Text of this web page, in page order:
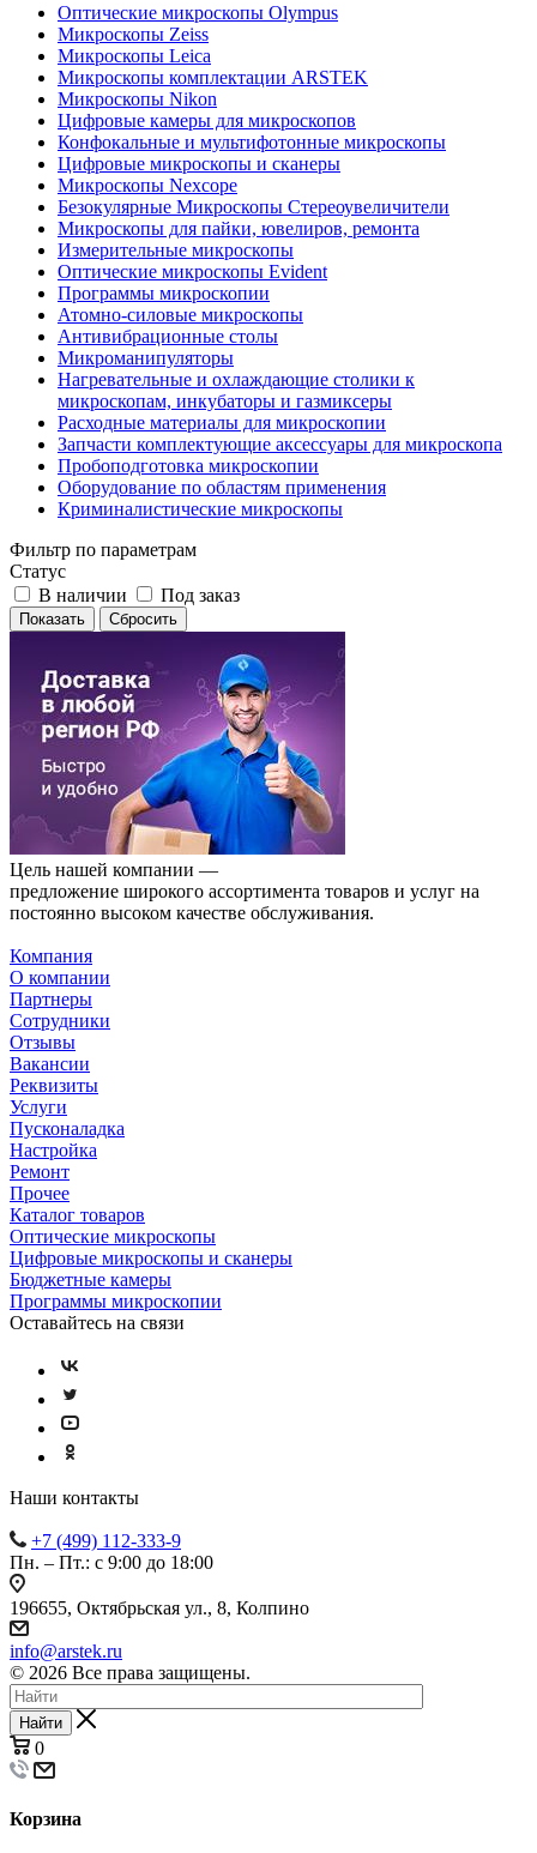
Оптические микроскопы Olympus
Микроскопы Zeiss
Микроскопы Leica
Микроскопы комплектации ARSTEK
Микроскопы Nikon
Цифровые камеры для микроскопов
Конфокальные и мультифотонные микроскопы
Цифровые микроскопы и сканеры
Микроскопы Nexcope
Безокулярные Микроскопы Стереоувеличители
Микроскопы для пайки, ювелиров, ремонта
Измерительные микроскопы
Оптические микроскопы Evident
Программы микроскопии
Атомно-силовые микроскопы
Антивибрационные столы
Микроманипуляторы
Нагревательные и охлаждающие столики к
микроскопам, инкубаторы и газмиксеры
Расходные материалы для микроскопии
Запчасти комплектующие аксессуары для микроскопа
Пробоподготовка микроскопии
Оборудование по областям применения
Криминалистические микроскопы
Фильтр по параметрам
Статус
В наличии
Под заказ
Сбросить
Цель нашей компании —
предложение широкого ассортимента товаров и услуг на
постоянно высоком качестве обслуживания.
Компания
О компании
Партнеры
Сотрудники
Отзывы
Вакансии
Реквизиты
Услуги
Пусконаладка
Настройка
Ремонт
Прочее
Каталог товаров
Оптические микроскопы
Цифровые микроскопы и сканеры
Бюджетные камеры
Программы микроскопии
Оставайтесь на связи
Наши контакты
+7 (499) 112-333-9
Пн. – Пт.: с 9:00 до 18:00
196655, Октябрьская ул., 8, Колпино
info@arstek.ru
© 2026 Все права защищены.
Найти
0
Корзина